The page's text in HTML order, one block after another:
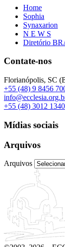
Home
Sophia
Synaxarion
N E W S
Diretório
Contate-nos
Florianópolis, SC
+55 (48) 9 8456
+55 (48) 3012 1340
Mídias sociais
Arquivos
Arquivos